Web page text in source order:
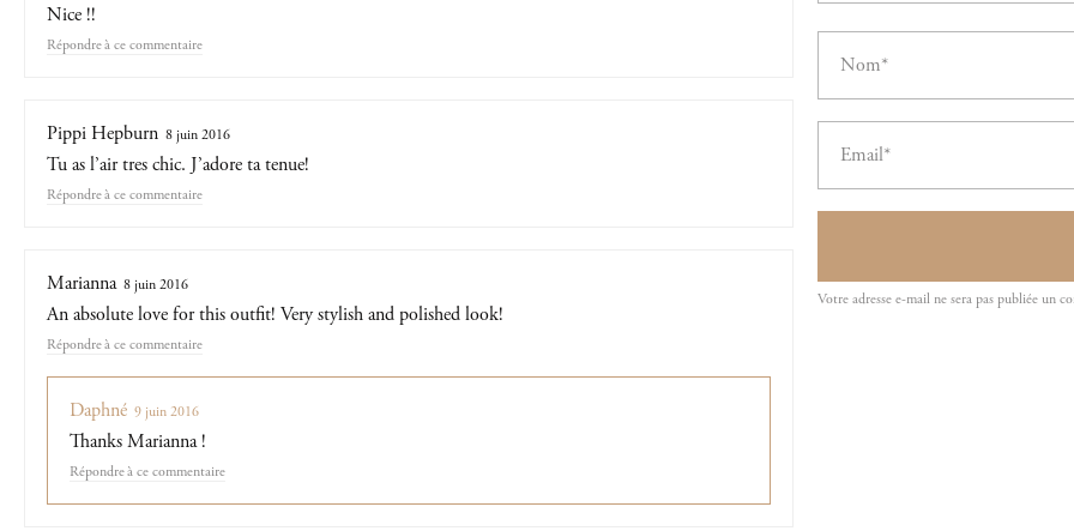
Nice !!
Répondre
Pippi Hepburn 8 juin 2016
Tu as l’air tres chic. J’adore ta tenue!
Répondre
Marianna 8 juin 2016
An absolute love for this outfit! Very stylish and polished look!
Répondre
Daphné 9 juin 2016
Thanks Marianna !
Répondre